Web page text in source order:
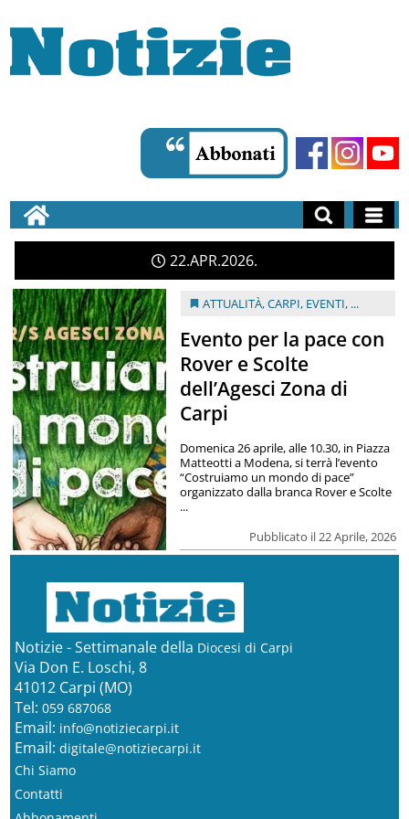
22APR2026
ATTUALITÀ,CARPI, EVENTI, ...
Evento per la pace con
Rover e Scolte
dell’Agesci Zona di
Carpi
Pubblicato il 22 Aprile, 2026
Domenica 26 aprile, alle 10.30, in Piazza
Matteotti a Modena, si terrà l’evento
“Costruiamo un mondo di pace”
organizzato dalla branca Rover e Scolte
...
Notizie - Settimanale della Diocesi di Carpi
Via Don E. Loschi, 8
41012 Carpi (MO)
Tel: 059 687068
Email: info@notiziecarpi.it
Email: digitale@notiziecarpi.it
Chi Siamo
Contatti